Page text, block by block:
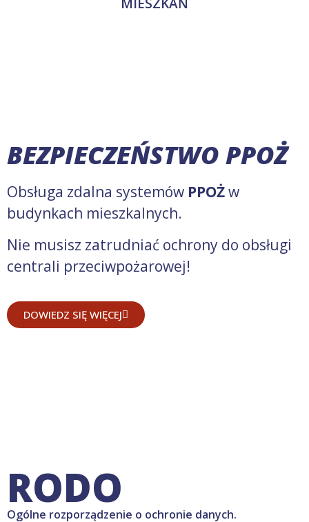
MIESZKAŃ
BEZPIECZEŃSTWO PPOŻ
Obsługa zdalna systemów PPOŻw
budynkach mieszkalnych.
Nie musisz zatrudniać ochrony do obsługi
centrali przeciwpożarowej!
DOWIEDZ SIĘ WIĘCEJ
RODO
Ogólne rozporządzenie o ochronie danych.